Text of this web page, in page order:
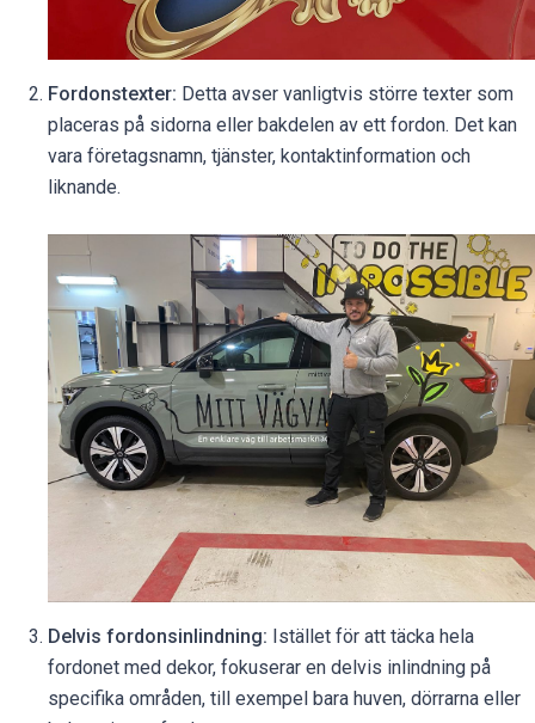
Fordonstexter: Detta avser vanligtvis större texter som
placeras på sidorna eller bakdelen av ett fordon. Det kan
vara företagsnamn, tjänster, kontaktinformation och
liknande.
Delvis fordonsinlindning: Istället för att täcka hela
fordonet med dekor, fokuserar en delvis inlindning på
specifika områden, till exempel bara huven, dörrarna eller